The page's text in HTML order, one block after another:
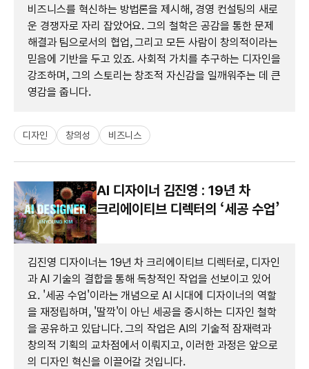
비즈니스를 혁신하는 방법론을 제시해, 경영 컨설팅의 새로
운 경쟁자로 자리 잡았어요. 그의 철학은 공감을 통한 문제
해결과 팀으로서의 협업, 그리고 모든 사람이 창의적이라는
믿음에 기반을 두고 있죠. 사회적 가치를 추구하는 디자인을
강조하며, 그의 스토리는 창조적 자신감을 일깨워주는 데 큰
영감을 줍니다.
디자인 창의성 비즈니스
AI 디자이너 김진영 : 19년 차
크리에이티브 디렉터의 ‘세공 수업’
김진영 디자이너는 19년 차 크리에이티브 디렉터로, 디자인
과 AI 기술의 결합을 통해 독창적인 작업을 선보이고 있어
요. '세공 수업'이라는 개념으로 AI 시대에 디자이너의 역할
을 재정립하며, '딸깍'이 아닌 세공을 중시하는 디자인 철학
을 공유하고 있답니다. 그의 작업은 AI의 기술적 잠재력과
창의적 기획의 교차점에서 이뤄지고, 이러한 과정은 앞으로
의 디자인 혁신을 이끌어갈 것입니다.